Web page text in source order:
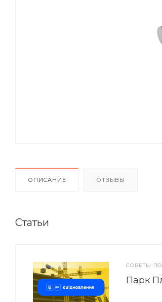
ОПИСАНИЕ ОТЗЫВЫ
Статьи
СОВЕТЫ
Парк